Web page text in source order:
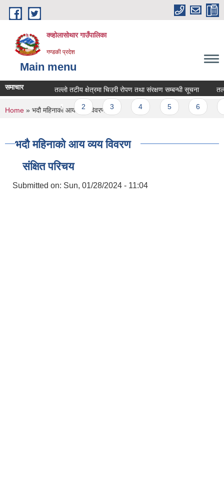
Skip to main content
क्व्होलासोथार गाउँपालिका
गण्डकी प्रदेश
Main menu
समाचार तल्लो तटीय क्षेत्रमा चिउरी रोपण तथा संरक्षण सम्बन्धी सूचना तल्लो
Pages
1 2 3
You are here
Home » भदौ महिनाको आय व्यय विवरण
भदौ महिनाको आय व्यय विवरण
संक्षित परिचय
Submitted on: Sun, 01/28/2024 - 11:04